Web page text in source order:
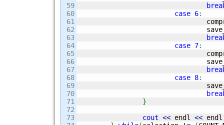
59
60
61
62
63
64
65
66
67
68
69
70
71
72
73
case 6:
case 7:
case 8:
}
cout << endl << endl